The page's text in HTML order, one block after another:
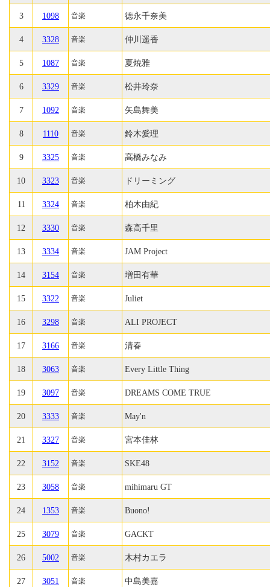
3 1098 音楽 徳永千奈美
4 3328 音楽 仲川遥香
5 1087 音楽 夏焼雅
6 3329 音楽 松井玲奈
7 1092 音楽 矢島舞美
8 1110 音楽 鈴木愛理
9 3325 音楽 高橋みなみ
10 3323 音楽 ドリーミング
11 3324 音楽 柏木由紀
12 3330 音楽 森高千里
13 3334 音楽 JAM Project
14 3154 音楽 増田有華
15 3322 音楽 Juliet
16 3298 音楽 ALI PROJECT
17 3166 音楽 清春
18 3063 音楽 Every Little Thing
19 3097 音楽 DREAMS COME TRUE
20 3333 音楽 May'n
21 3327 音楽 宮本佳林
22 3152 音楽 SKE48
23 3058 音楽 mihimaru GT
24 1353 音楽 Buono!
25 3079 音楽 GACKT
26 5002 音楽 木村カエラ
27 3051 音楽 中島美嘉